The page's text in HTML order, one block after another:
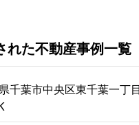
れた不動産事例一覧
千葉市中央区東千葉一丁目